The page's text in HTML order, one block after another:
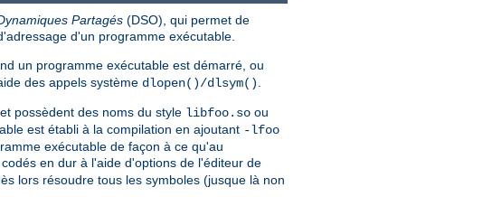
Partagés (DSO), qui permet de
d'un programme exécutable.
un programme exécutable est démarré, ou
des appels système dlopen()/dlsym().
possèdent des noms du style libfoo.so ou
est établi à la compilation en ajoutant -lfoo
exécutable de façon à ce qu'au
en dur à l'aide d'options de l'éditeur de
lors résoudre tous les symboles (jusque là non